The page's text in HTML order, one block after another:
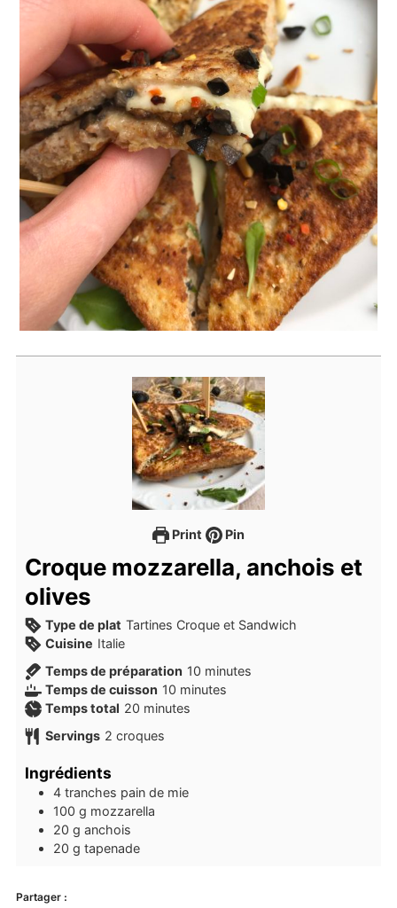
Print Pin
Croque mozzarella, anchois et
olives
Type de plat Tartines Croque et Sandwich
Cuisine Italie
Temps de préparation 10 minutes
minutes
Temps de cuisson 10 minutes
minutes
Temps total 20 minutes
minutes
Servings 2 croques
Ingrédients
4 tranches pain de mie
100 g mozzarella
20 g anchois
20 g tapenade
Partager :